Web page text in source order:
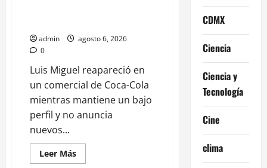
la
admin
agosto 6, 2026
0
Luis Miguel reapareció en
un comercial de Coca-Cola
mientras mantiene un bajo
perfil y no anuncia
nuevos...
Leer MásLeer
más
CDMX
Ciencia
Ciencia y
Tecnología
Cine
clima